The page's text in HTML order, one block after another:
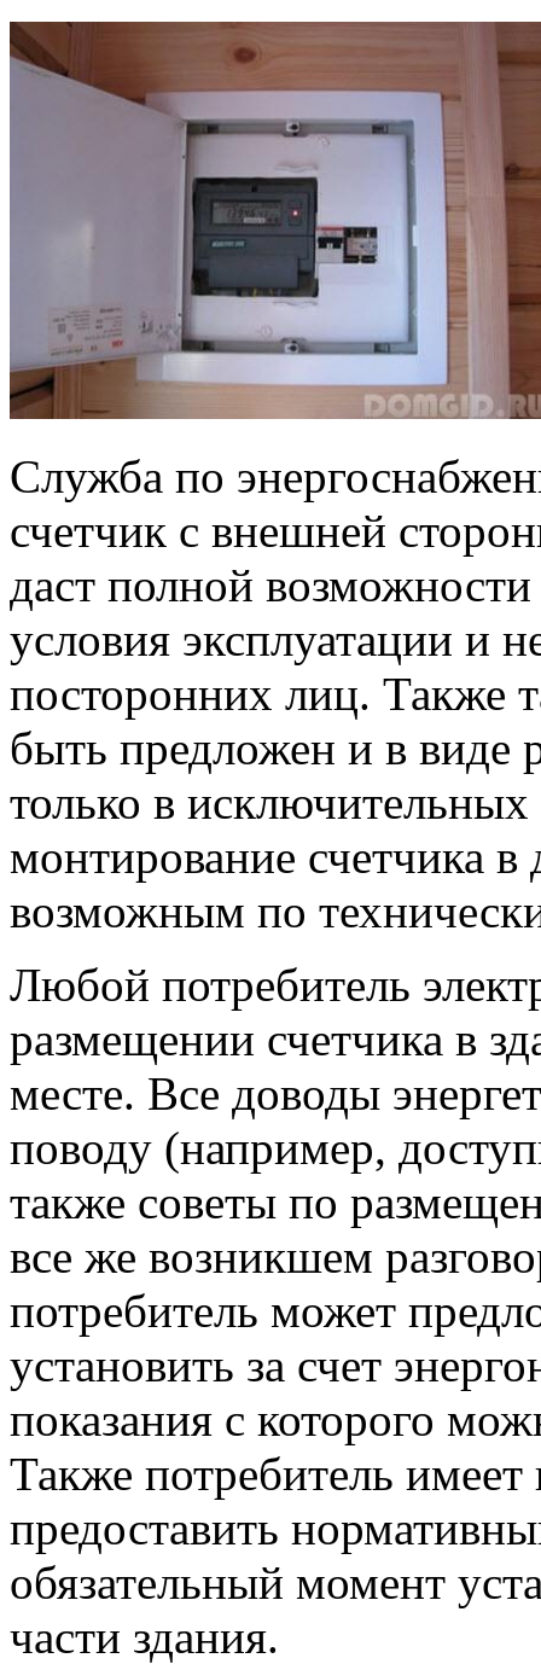
Служба по
счетчик с внешней
даст полной
условия эксплуатации и
посторонних лиц. Также
быть предложен и в виде
только в
монтирование счетчика в
возможным по
Любой потребитель
размещении счетчика в
месте. Все доводы
поводу (например,
также советы по
все же возникшем
потребитель может
установить за счет
показания с которого
Также потребитель
предоставить
обязательный момент
части здания.